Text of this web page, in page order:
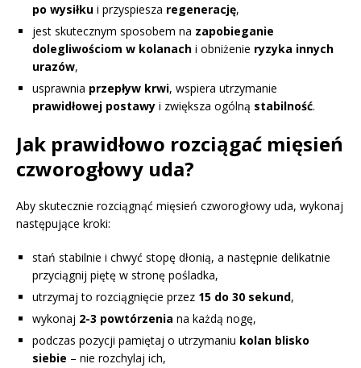
po wysiłku i przyspiesza regenerację,
jest skutecznym sposobem na zapobieganie
dolegliwościom w kolanach i obniżenie ryzyka innych
urazów,
usprawnia przepływ krwi, wspiera utrzymanie
prawidłowej postawy i zwiększa ogólną stabilność.
Jak prawidłowo rozciągać mięsień
czworogłowy uda?
Aby skutecznie rozciągnąć mięsień czworogłowy uda, wykonaj
następujące kroki:
stań stabilnie i chwyć stopę dłonią, a następnie delikatnie
przyciągnij piętę w stronę pośladka,
utrzymaj to rozciągnięcie przez 15 do 30 sekund,
wykonaj 2-3 powtórzenia na każdą nogę,
podczas pozycji pamiętaj o utrzymaniu kolan blisko
siebie – nie rozchylaj ich,